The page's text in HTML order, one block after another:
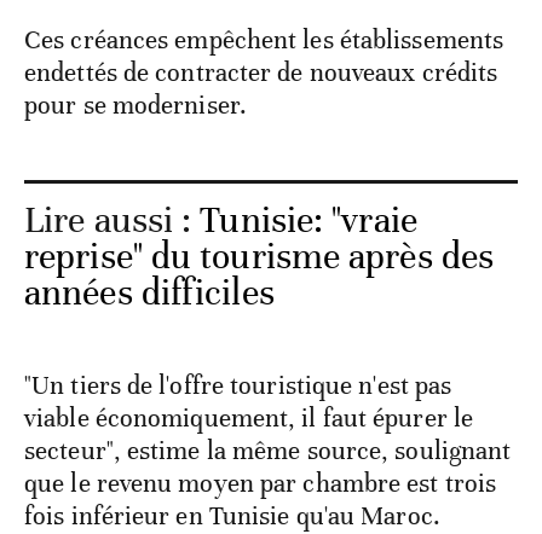
Ces créances empêchent les établissements
endettés de contracter de nouveaux crédits
pour se moderniser.
Lire aussi :Tunisie: "vraie
reprise" du tourisme après des
années difficiles
"Un tiers de l'offre touristique n'est pas
viable économiquement, il faut épurer le
secteur", estime la même source, soulignant
que le revenu moyen par chambre est trois
fois inférieur en Tunisie qu'au Maroc.